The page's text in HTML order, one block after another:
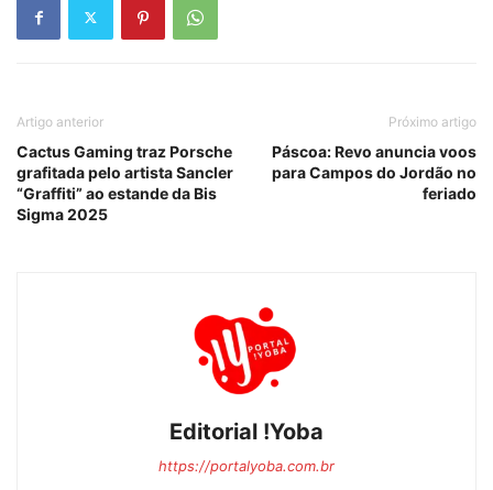
Artigo anterior
Cactus Gaming traz Porsche
grafitada pelo artista Sancler
“Graffiti” ao estande da Bis
Sigma 2025
Próximo artigo
Páscoa: Revo anuncia voos
para Campos do Jordão no
feriado
Editorial !Yoba
https://portalyoba.com.br